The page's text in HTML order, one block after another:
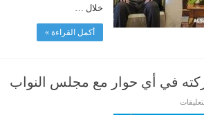
خلال …
أكمل القراءة »
في أي حوار مع مجلس النواب